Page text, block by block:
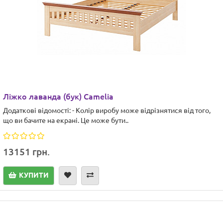
Ліжко лаванда (бук) Camelia
Додаткові відомості: - Колір виробу може відрізнятися від того,
що ви бачите на екрані. Це може бути..
13151 грн.
КУПИТИ